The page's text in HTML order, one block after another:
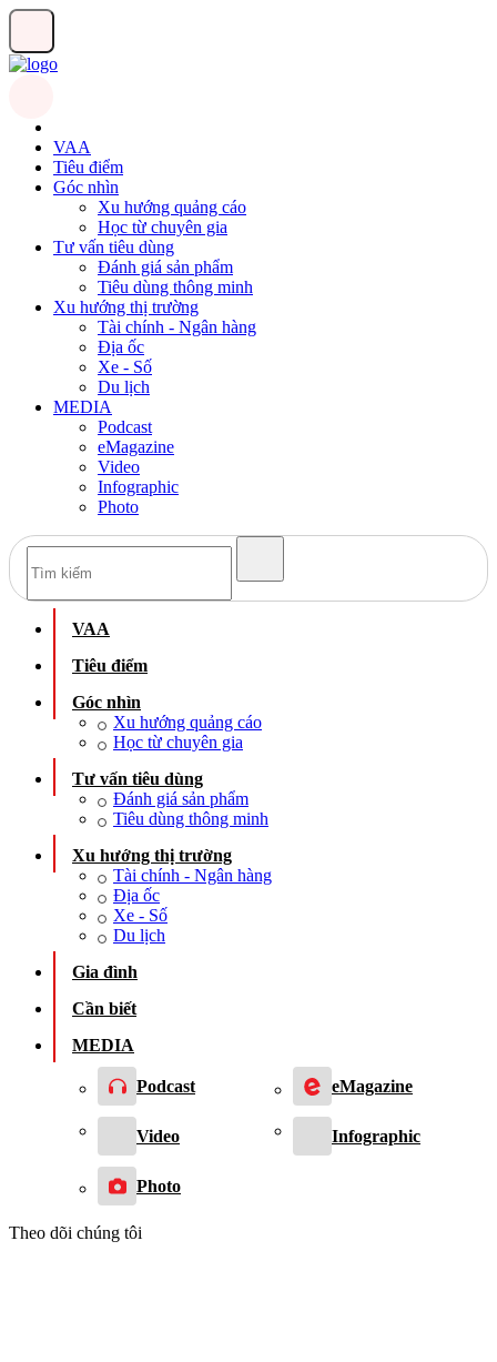
VAA
Tiêu điểm
Góc nhìn
Xu hướng quảng cáo
Học từ chuyên gia
Tư vấn tiêu dùng
Đánh giá sản phẩm
Tiêu dùng thông minh
Xu hướng thị trường
Tài chính - Ngân hàng
Địa ốc
Xe - Số
Du lịch
MEDIA
Podcast
eMagazine
Video
Infographic
Photo
VAA
Tiêu điểm
Góc nhìn
Xu hướng quảng cáo
Học từ chuyên gia
Tư vấn tiêu dùng
Đánh giá sản phẩm
Tiêu dùng thông minh
Xu hướng thị trường
Tài chính - Ngân hàng
Địa ốc
Xe - Số
Du lịch
Gia đình
Cần biết
MEDIA
Podcast eMagazine
Video Infographic
Photo
Theo dõi chúng tôi